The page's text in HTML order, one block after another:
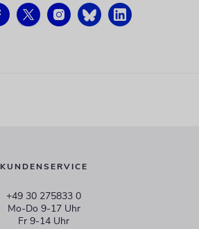
KUNDENSERVICE
+49 30 275833 0
Mo-Do 9-17 Uhr
Fr 9-14 Uhr